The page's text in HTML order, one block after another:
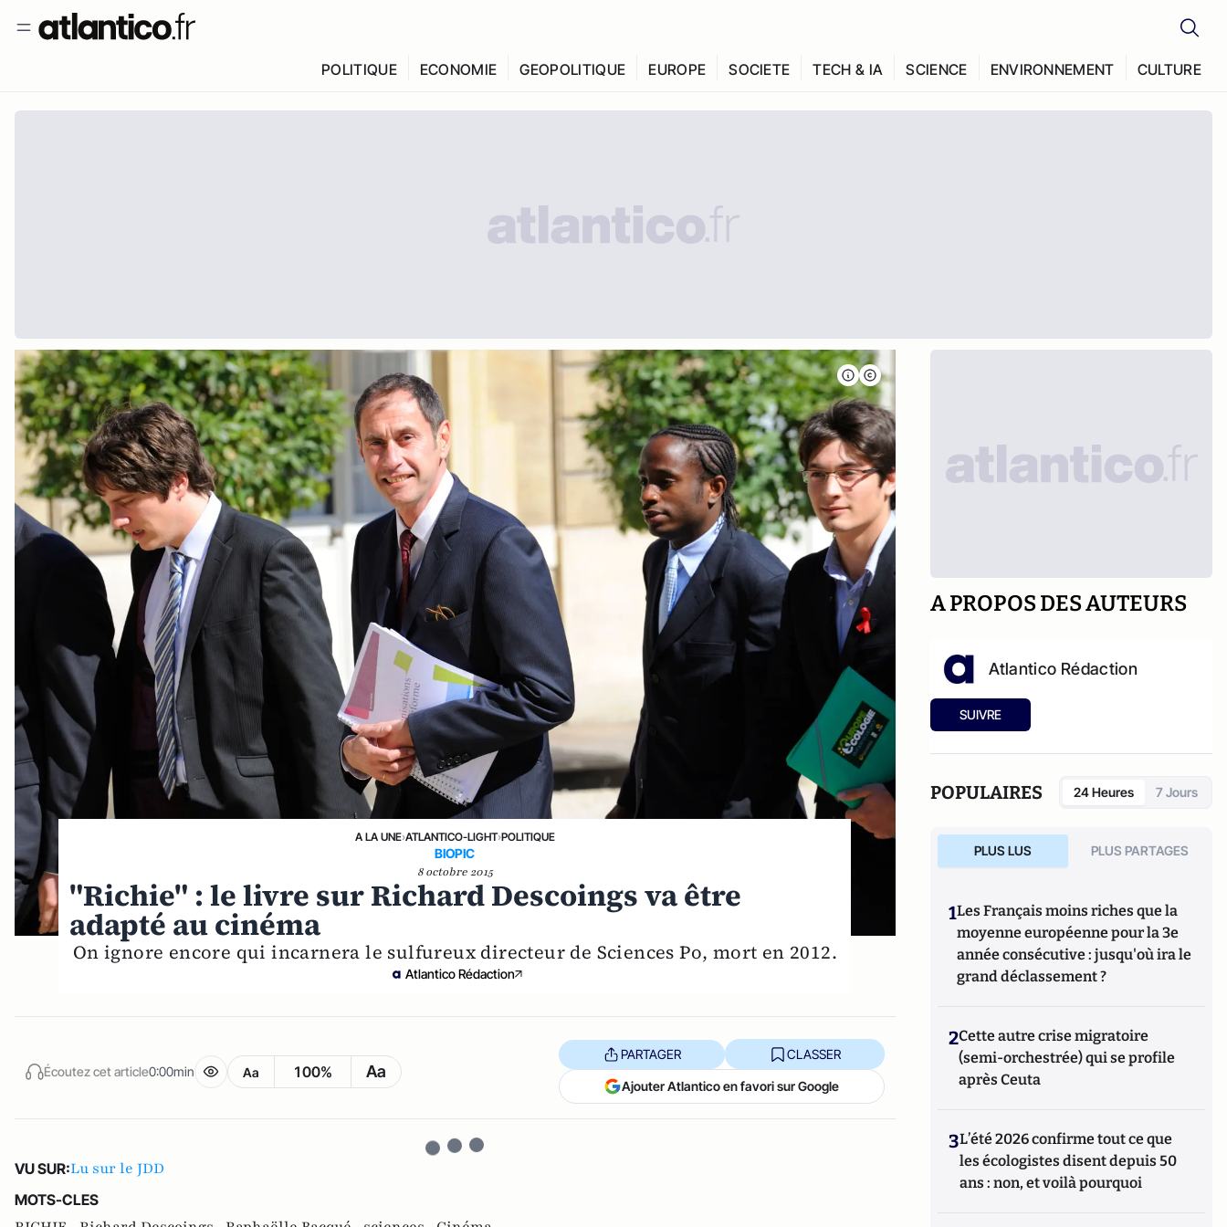
POLITIQUE ECONOMIE GEOPOLITIQUE EUROPE SOCIETE TECH & IA SCIENCE ENVIRONNEMENT CULTURE
A LA UNE›ATLANTICO-LIGHT›POLITIQUE
BIOPIC
8 octobre 2015
"Richie" : le livre sur Richard Descoings va être
adapté au cinéma
On ignore encore qui incarnera le sulfureux directeur de Sciences Po, mort en 2012.
Atlantico Rédaction
Écoutez cet article0:00min Aa 100% Aa
PARTAGER CLASSER
Ajouter Atlantico en favori sur Google
VU SUR:Lu sur le JDD
MOTS-CLES
A PROPOS DES AUTEURS
Atlantico Rédaction
SUIVRE
POPULAIRES 24 Heures 7 Jours
PLUS LUS PLUS PARTAGES
1Les Français moins riches que la
moyenne européenne pour la 3e
année consécutive : jusqu'où ira le
grand déclassement ?
2Cette autre crise migratoire
(semi-orchestrée) qui se profile
après Ceuta
3L’été 2026 confirme tout ce que
les écologistes disent depuis 50
ans : non, et voilà pourquoi